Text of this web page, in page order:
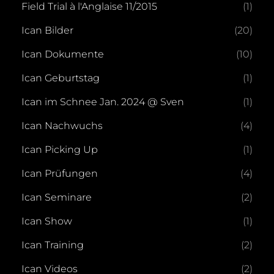
Field Trial à l'Anglaise 11/2015 (1)
Ican Bilder (20)
Ican Dokumente (10)
Ican Geburtstag (1)
Ican im Schnee Jan. 2024 @ Sven (1)
Ican Nachwuchs (4)
Ican Picking Up (1)
Ican Prüfungen (4)
Ican Seminare (2)
Ican Show (1)
Ican Training (2)
Ican Videos (2)